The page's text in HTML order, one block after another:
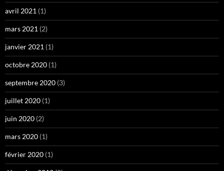
avril 2021 (1)
mars 2021 (2)
janvier 2021 (1)
octobre 2020 (1)
septembre 2020 (3)
juillet 2020 (1)
juin 2020 (2)
mars 2020 (1)
février 2020 (1)